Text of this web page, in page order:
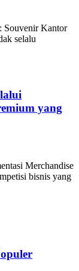
Souvenir Kantor
selalu
yang
Merchandise
bisnis yang